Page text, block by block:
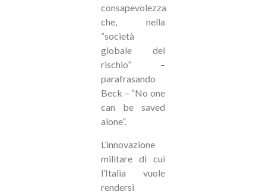
consapevolezza
che, nella
“società
globale del
rischio” –
parafrasando
Beck – “No one
can be saved
alone”.
L’innovazione
militare di cui
l’Italia vuole
rendersi